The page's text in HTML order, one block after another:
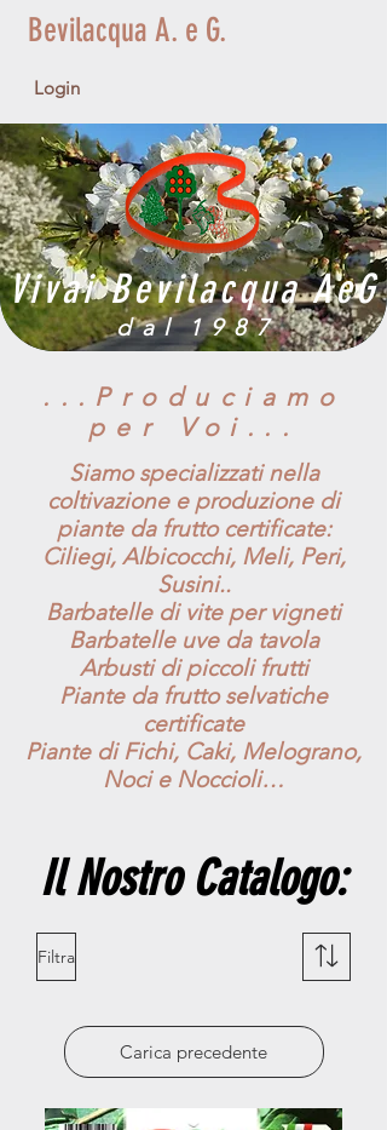
Bevilacqua A. e G.
Login
Vivai Bevilacqua AeG
dal 1987
...Produciamo
per Voi...
Siamo specializzati nella
coltivazione e produzione di
piante da frutto certificate:
Ciliegi, Albicocchi, Meli, Peri,
Susini..
Barbatelle di vite per vigneti
Barbatelle uve da tavola
Arbusti di piccoli frutti
Piante da frutto selvatiche
certificate
Piante di Fichi, Caki, Melograno,
Noci e Noccioli…
Il Nostro Catalogo:
Filtra
Carica precedente